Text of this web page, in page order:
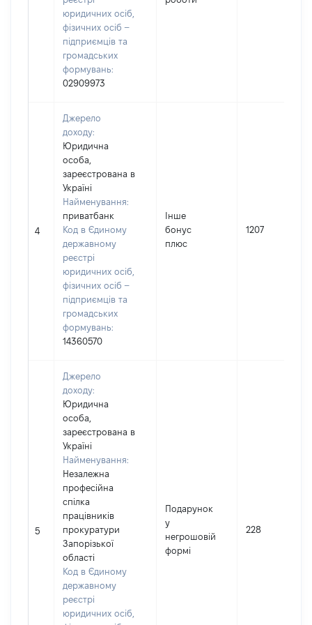
юридичних осіб,
фізичних осіб –
підприємців та
громадських
формувань:
02909973
4
Джерело
доходу:
Юридична
особа,
зареєстрована в
Україні
Найменування:
приватбанк
Код в Єдиному
державному
реєстрі
юридичних осіб,
фізичних осіб –
підприємців та
громадських
формувань:
14360570
Інше
бонус
плюс
1207
5
Джерело
доходу:
Юридична
особа,
зареєстрована в
Україні
Найменування:
Незалежна
професійна
спілка
працівників
прокуратури
Запорізької
області
Код в Єдиному
державному
реєстрі
юридичних осіб,
Подарунок
у
негрошовій
формі
228